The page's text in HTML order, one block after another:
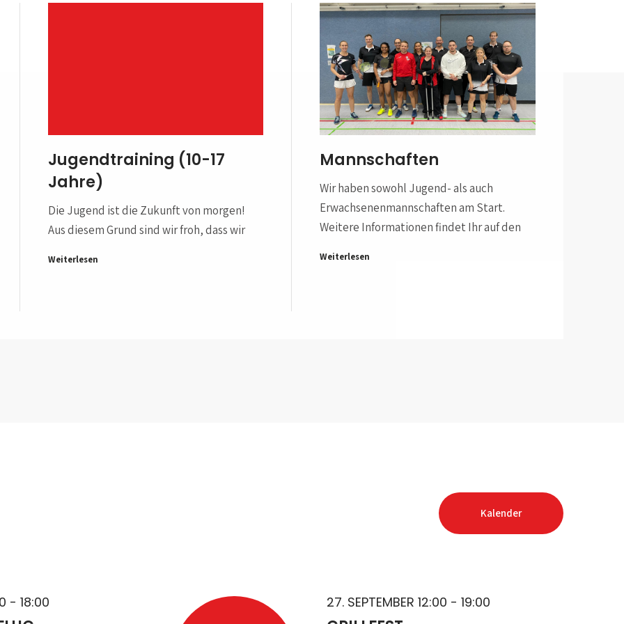
Jugendtraining (10-17
Jahre)
Die Jugend ist die Zukunft von morgen!
Aus diesem Grund sind wir froh, dass wir
Weiterlesen
Mannschaften
Wir haben sowohl Jugend- als auch
Erwachsenenmannschaften am Start.
Weitere Informationen findet Ihr auf den
Weiterlesen
Kalender
- 18:00 27. SEPTEMBER 12:00 - 19:00